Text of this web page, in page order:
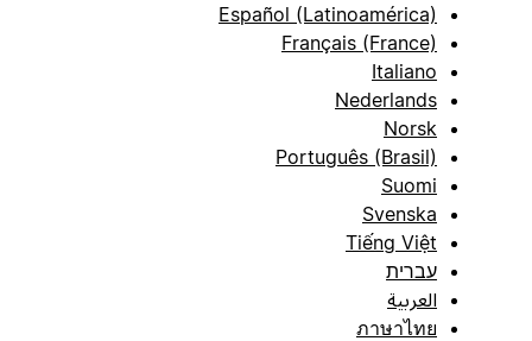
Español (Latinoamérica)
Français (France)
Italiano
Nederlands
Norsk
Português (Brasil)
Suomi
Svenska
Tiếng Việt
עברית
العربية
ภาษาไทย